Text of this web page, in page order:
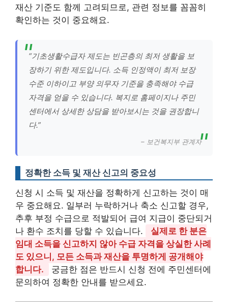
재산 기준도 함께 고려되므로, 관련 정보를 꼼꼼히
확인하는 것이 중요해요.
“기초생활수급자 제도는 빈곤층의 최저 생활을 보
장하기 위한 제도입니다. 소득 인정액이 최저 보장
수준 이하이고 부양 의무자 기준을 충족해야 수급
자격을 얻을 수 있습니다. 복지로 홈페이지나 주민
센터에서 상세한 상담을 받아보시는 것을 권장합니
다.”
– 보건복지부 관계자
정확한 소득 및 재산 신고의 중요성
신청 시 소득 및 재산을 정확하게 신고하는 것이 매
우 중요해요. 일부러 누락하거나 축소 신고할 경우,
추후 부정 수급으로 적발되어 급여 지급이 중단되거
나 환수 조치를 당할 수 있습니다.
실제로 한 분은
임대 소득을 신고하지 않아 수급 자격을 상실한 사례
도 있으니, 모든 소득과 재산을 투명하게 공개해야
합니다.
궁금한 점은 반드시 신청 전에 주민센터에
문의하여 정확한 안내를 받으세요.